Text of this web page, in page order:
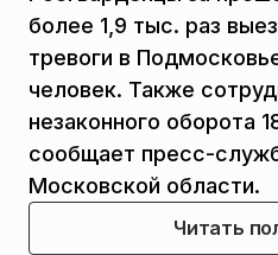
более 1,9 тыс. раз
тревоги в
человек. Также
незаконного оборота
сообщает пресс-
Московской области.
Читать